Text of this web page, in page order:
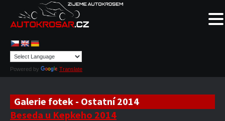
Powered by Translate
Galerie fotek - Ostatní 2014
Beseda u Kepkeho 2014